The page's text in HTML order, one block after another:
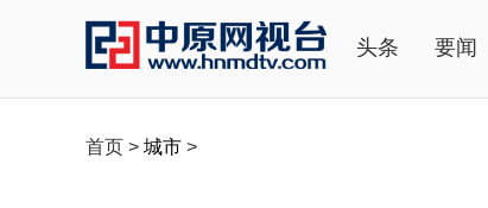
头条 要闻
首页 > 城市 >